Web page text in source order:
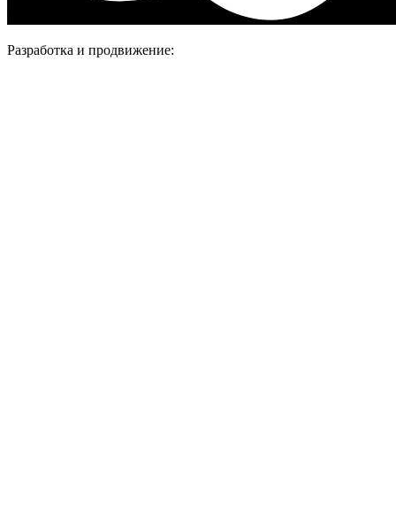
Разработка и продвижение: